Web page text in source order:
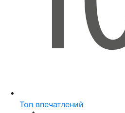
Топ впечатлений